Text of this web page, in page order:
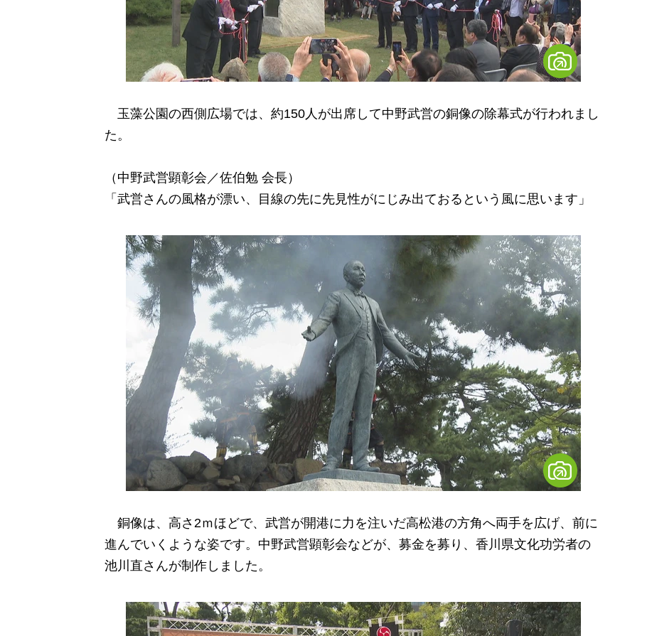
玉藻公園の西側広場では、約150人が出席して中野武営の銅像の除幕式が行われまし
た。
（中野武営顕彰会／佐伯勉 会長）
「武営さんの風格が漂い、目線の先に先見性がにじみ出ておるという風に思います」
銅像は、高さ2ｍほどで、武営が開港に力を注いだ高松港の方角へ両手を広げ、前に
進んでいくような姿です。中野武営顕彰会などが、募金を募り、香川県文化功労者の
池川直さんが制作しました。